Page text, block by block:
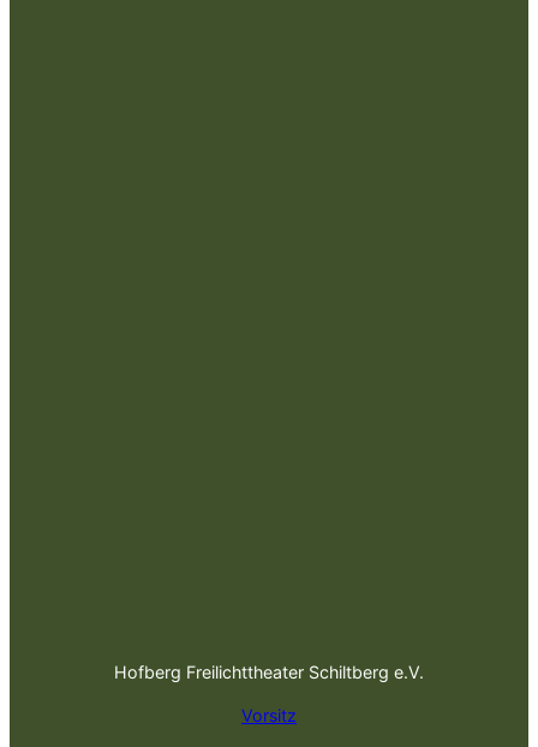
Hofberg Freilichttheater Schiltberg e.V.
Vorsitz